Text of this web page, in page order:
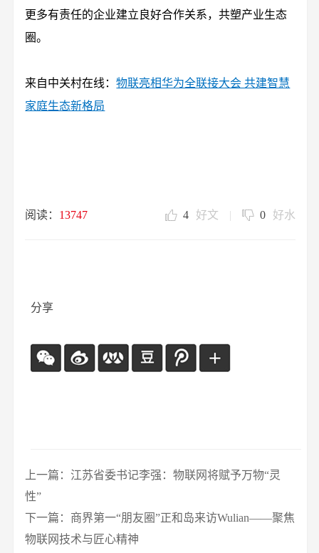
更多有责任的企业建立良好合作关系，共塑产业生态
圈。
来自中关村在线：物联亮相华为全联接大会 共建智慧
家庭生态新格局
阅读： 13747 4 好文 | 0 好水
分享
上一篇：江苏省委书记李强：物联网将赋予万物“灵
性”
下一篇：商界第一“朋友圈”正和岛来访Wulian——聚焦
物联网技术与匠心精神